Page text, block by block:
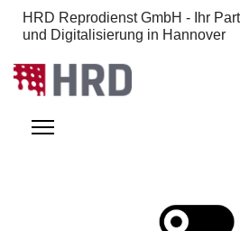
HRD Reprodienst GmbH - Ihr
und Digitalisierung in Hannover